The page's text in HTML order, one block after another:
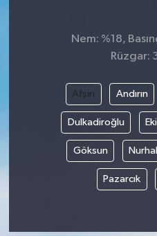
Nem: %18,
Rüzgar:
Afşin Andırın
Dulkadiroğlu
Göksun
Pazarcık